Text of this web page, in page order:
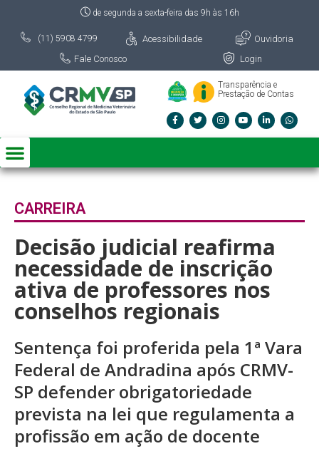
de segunda a sexta-feira das 9h às 16h
(11) 5908 4799 Acessibilidade
Ouvidoria
Fale Conosco
Login
Transparência e
Prestação de Contas
CARREIRA
Decisão judicial reafirma
necessidade de inscrição
ativa de professores nos
conselhos regionais
Sentença foi proferida pela 1ª Vara
Federal de Andradina após CRMV-
SP defender obrigatoriedade
prevista na lei que regulamenta a
profissão em ação de docente